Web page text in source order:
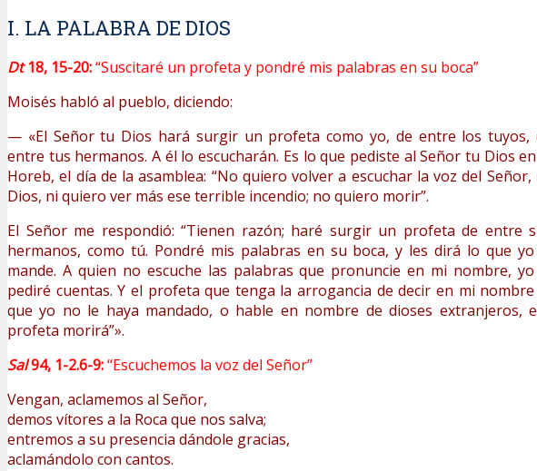
I. LA PALABRA DE DIOS
Dt18, 15-20:“Suscitaré un profeta y pondré mis palabras en su boca”
Moisés habló al pueblo, diciendo:
— «El Señor tu Dios hará surgir un profeta como yo, de entre los tuyos,
entre tus hermanos. A él lo escucharán. Es lo que pediste al Señor tu Dios
Horeb, el día de la asamblea: “No quiero volver a escuchar la voz del Señor,
Dios, ni quiero ver más ese terrible incendio; no quiero morir”.
El Señor me respondió: “Tienen razón; haré surgir un profeta de entre
hermanos, como tú. Pondré mis palabras en su boca, y les dirá lo que
mande. A quien no escuche las palabras que pronuncie en mi nombre,
pediré cuentas. Y el profeta que tenga la arrogancia de decir en mi
que yo no le haya mandado, o hable en nombre de dioses extranjeros,
profeta morirá”».
Sal94, 1-2.6-9:“Escuchemos la voz del Señor”
Vengan, aclamemos al Señor,
demos vítores a la Roca que nos salva;
entremos a su presencia dándole gracias,
aclamándolo con cantos.